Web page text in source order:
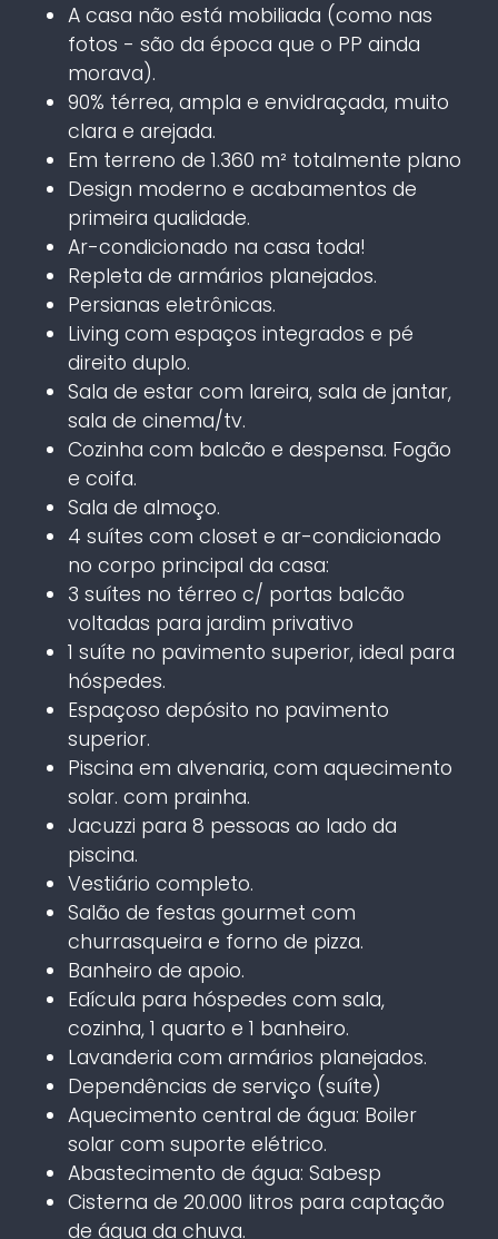
A casa não está mobiliada (como nas
fotos - são da época que o PP ainda
morava).
90% térrea, ampla e envidraçada, muito
clara e arejada.
Em terreno de 1.360 m² totalmente plano
Design moderno e acabamentos de
primeira qualidade.
Ar-condicionado na casa toda!
Repleta de armários planejados.
Persianas eletrônicas.
Living com espaços integrados e pé
direito duplo.
Sala de estar com lareira, sala de jantar,
sala de cinema/tv.
Cozinha com balcão e despensa. Fogão
e coifa.
Sala de almoço.
4 suítes com closet e ar-condicionado
no corpo principal da casa:
3 suítes no térreo c/ portas balcão
voltadas para jardim privativo
1 suíte no pavimento superior, ideal para
hóspedes.
Espaçoso depósito no pavimento
superior.
Piscina em alvenaria, com aquecimento
solar. com prainha.
Jacuzzi para 8 pessoas ao lado da
piscina.
Vestiário completo.
Salão de festas gourmet com
churrasqueira e forno de pizza.
Banheiro de apoio.
Edícula para hóspedes com sala,
cozinha, 1 quarto e 1 banheiro.
Lavanderia com armários planejados.
Dependências de serviço (suíte)
Aquecimento central de água: Boiler
solar com suporte elétrico.
Abastecimento de água: Sabesp
Cisterna de 20.000 litros para captação
de água da chuva.